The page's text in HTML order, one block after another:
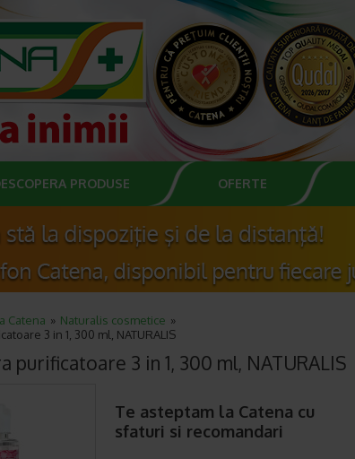
PRODUSE OFERTE
Catena
Naturalis cosmetice
3 in 1, 300 ml, NATURALIS
purificatoare 3 in 1, 300 ml, NATURALIS
Te asteptam la Catena cu
sfaturi si recomandari